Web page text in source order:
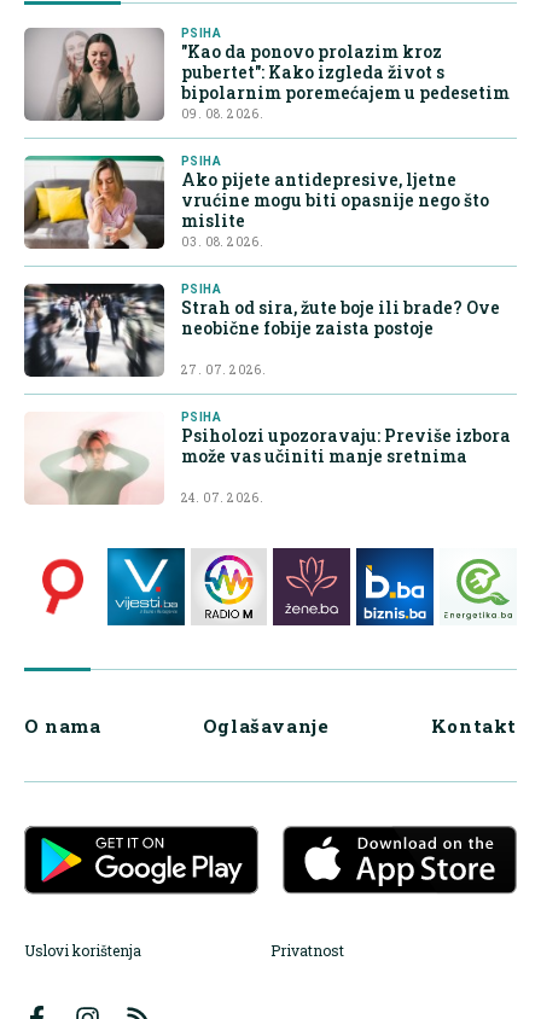
PSIHA
"Kao da ponovo prolazim kroz
pubertet": Kako izgleda život s
bipolarnim poremećajem u pedesetim
09. 08. 2026.
PSIHA
Ako pijete antidepresive, ljetne
vrućine mogu biti opasnije nego što
mislite
03. 08. 2026.
PSIHA
Strah od sira, žute boje ili brade? Ove
neobične fobije zaista postoje
27. 07. 2026.
PSIHA
Psiholozi upozoravaju: Previše izbora
može vas učiniti manje sretnima
24. 07. 2026.
O nama Oglašavanje Kontakt
Uslovi korištenja Privatnost